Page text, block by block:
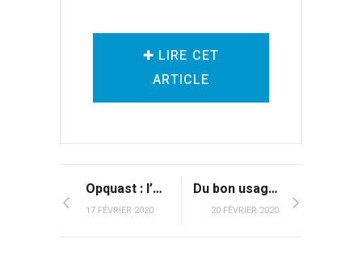
✚ LIRE CET
ARTICLE
Opquast : l’extension WordPress
17 FÉVRIER 2020
Du bon usage du questionnaire en ligne
20 FÉVRIER 2020